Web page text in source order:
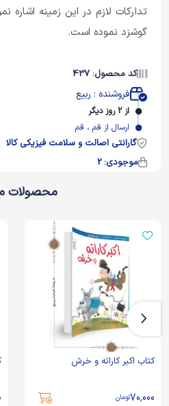
تدارکات لازم در این زمینه اشاره
گوشزد نموده است.
کد محصول: 437
فروشنده : ربیع
از 2 روز دیگر
ارسال از قم ، قم
گارانتی اصالت و سلامت فیزیکی کالا
موجودی: 2
محصولات
کتاب اکبر کاراته و خرش
70,000تومان